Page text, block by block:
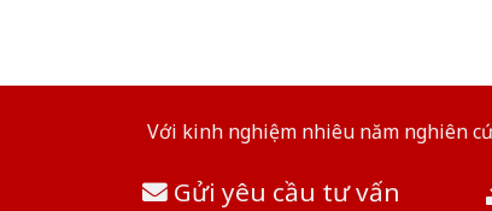
Với kinh nghiệm nhiêu năm nghiên
Gửi yêu cầu tư vấn